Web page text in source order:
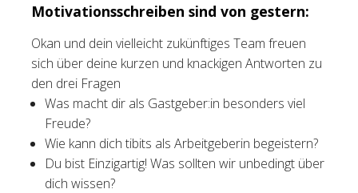
Motivationsschreiben sind von gestern:
Okan und dein vielleicht zukünftiges Team freuen
sich über deine kurzen und knackigen Antworten zu
den drei Fragen
Was macht dir als Gastgeber:in besonders viel
Freude?
Wie kann dich tibits als Arbeitgeberin begeistern?
Du bist Einzigartig! Was sollten wir unbedingt über
dich wissen?